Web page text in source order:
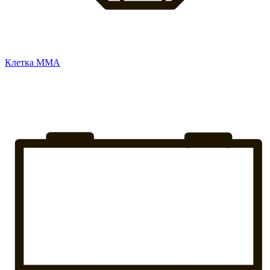
Клетка ММА